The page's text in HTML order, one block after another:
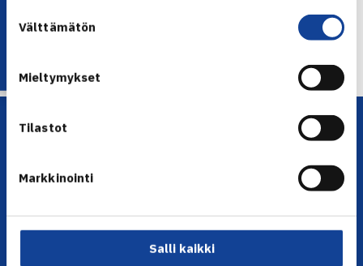
valinta
Välttämätön
Mieltymykset
Tilastot
Markkinointi
Salli kaikki
← Edellinen
Lataa OmaTennis!